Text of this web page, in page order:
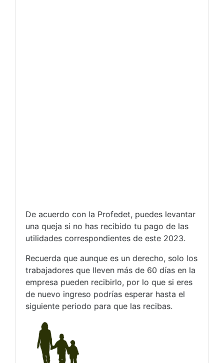
De acuerdo con la Profedet, puedes levantar
una queja si no has recibido tu pago de las
utilidades correspondientes de este 2023.
Recuerda que aunque es un derecho, solo los
trabajadores que lleven más de 60 días en la
empresa pueden recibirlo, por lo que si eres
de nuevo ingreso podrías esperar hasta el
siguiente periodo para que las recibas.